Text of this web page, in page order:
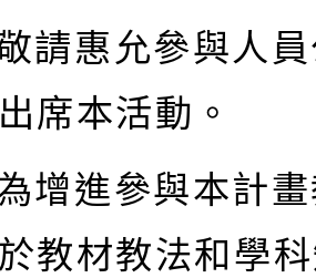
請惠允參與人
席本活動。
增進參與本計
教材教法和學